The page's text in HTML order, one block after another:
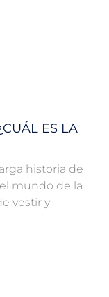
ES LA
historia de
mundo de la
vestir y